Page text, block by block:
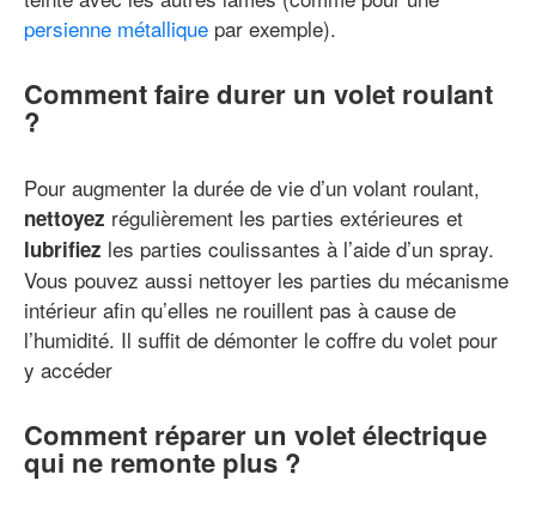
persienne métallique par exemple).
Comment faire durer un volet roulant
?
Pour augmenter la durée de vie d’un volant roulant,
nettoyez régulièrement les parties extérieures et
lubrifiez les parties coulissantes à l’aide d’un spray.
Vous pouvez aussi nettoyer les parties du mécanisme
intérieur afin qu’elles ne rouillent pas à cause de
l’humidité. Il suffit de démonter le coffre du volet pour
y accéder
Comment réparer un volet électrique
qui ne remonte plus ?